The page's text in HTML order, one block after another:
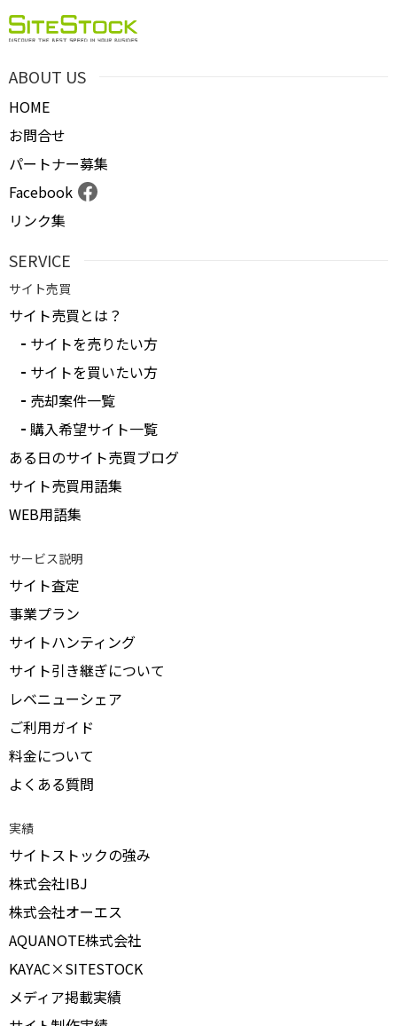
ABOUT US
HOME
お問合せ
パートナー募集
Facebook
リンク集
SERVICE
サイト売買
サイト売買とは？
サイトを売りたい方
サイトを買いたい方
売却案件一覧
購入希望サイト一覧
ある日のサイト売買ブログ
サイト売買用語集
WEB用語集
サービス説明
サイト査定
事業プラン
サイトハンティング
サイト引き継ぎについて
レベニューシェア
ご利用ガイド
料金について
よくある質問
実績
サイトストックの強み
株式会社IBJ
株式会社オーエス
AQUANOTE株式会社
KAYAC×SITESTOCK
メディア掲載実績